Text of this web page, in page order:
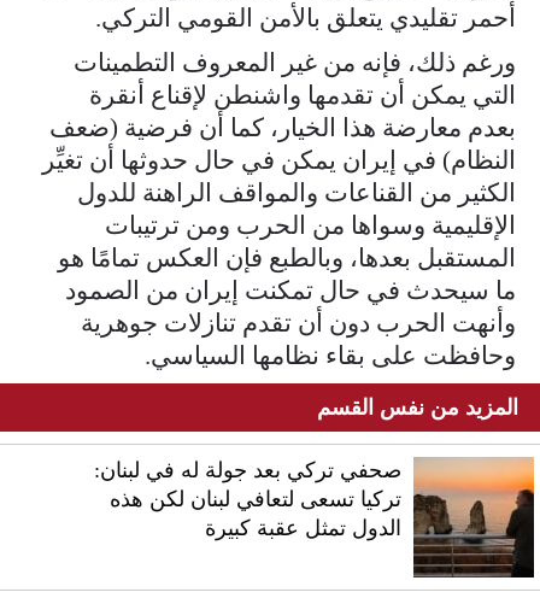
أحمر تقليدي يتعلق بالأمن القومي التركي.
ورغم ذلك، فإنه من غير المعروف التطمينات
التي يمكن أن تقدمها واشنطن لإقناع أنقرة
بعدم معارضة هذا الخيار، كما أن فرضية (ضعف
النظام) في إيران يمكن في حال حدوثها أن تغيِّر
الكثير من القناعات والمواقف الراهنة للدول
الإقليمية وسواها من الحرب ومن ترتيبات
المستقبل بعدها، وبالطبع فإن العكس تمامًا هو
ما سيحدث في حال تمكنت إيران من الصمود
وأنهت الحرب دون أن تقدم تنازلات جوهرية
وحافظت على بقاء نظامها السياسي.
المزيد من نفس القسم
صحفي تركي بعد جولة له في لبنان:
تركيا تسعى لتعافي لبنان لكن هذه
الدول تمثل عقبة كبيرة